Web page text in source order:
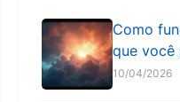
Como
que você
10/04/2026